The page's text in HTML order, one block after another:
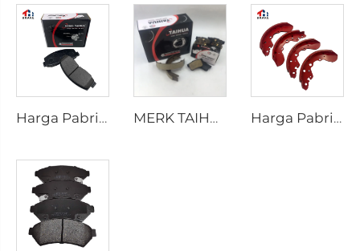
Harga Pabrik Bagian-bagian Otomotif Produsen Pelat Belakang Cakram Rem D2026 untuk Mobil Jepang MERK TAIHUA D1354 Produsen Pelat Rem Belakang Keramik Mobil Pembuatan Harga Pabrik OEM Dipesan Secara Khusus Semi Truk Mobil Rem Drum Sepatu untuk coaster SUZUKI